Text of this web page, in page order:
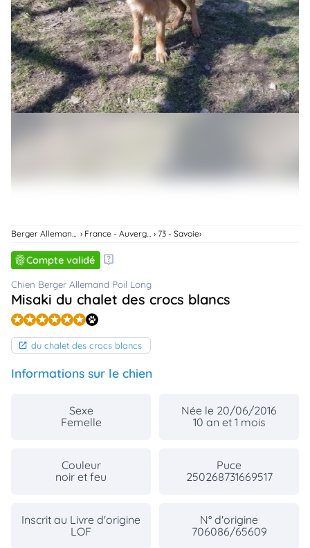
Connexion
73 - Savoie
Compte validé
Chien Berger Allemand Poil Long
Misaki du chalet des crocs blancs
du chalet des crocs blancs
Informations sur le chien
Sexe
Femelle
Née le 20/06/2016
10 an et 1 mois
Couleur
noir et feu
Puce
250268731669517
Inscrit au Livre d'origine
LOF
N° d'origine
706086/65609